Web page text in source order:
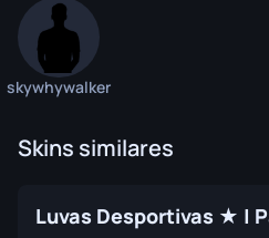
skywhywalker
Skins similares